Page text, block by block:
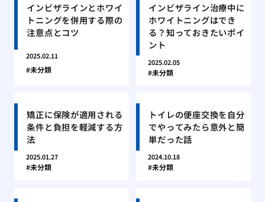
インビザラインとホワイ
トニングを併用する際の
注意点とコツ
2025.02.11
未分類
インビザライン治療中に
ホワイトニングはでき
る？知っておきたいポイ
ント
2025.02.05
未分類
矯正に保険が適用される
条件と負担を軽減する方
法
2025.01.27
未分類
トイレの便座交換を自分
でやってみたら意外と簡
単だった話
2024.10.18
未分類